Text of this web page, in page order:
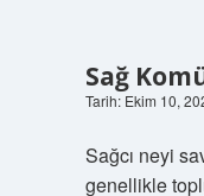
Sağ
Tarih: Ekim 10,
Sağcı neyi
genellikle